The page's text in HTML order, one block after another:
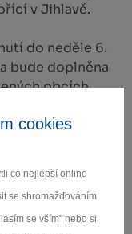
cookies
co nejlepší online
se shromažďováním
se vším" nebo si
v Jihlavě.
do neděle 6.
bude doplněna
obcích